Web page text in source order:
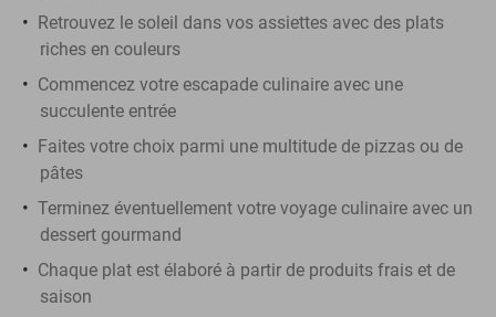
Retrouvez le soleil dans vos assiettes avec des plats
riches en couleurs
Commencez votre escapade culinaire avec une
succulente entrée
Faites votre choix parmi une multitude de pizzas ou de
pâtes
Terminez éventuellement votre voyage culinaire avec un
dessert gourmand
Chaque plat est élaboré à partir de produits frais et de
saison